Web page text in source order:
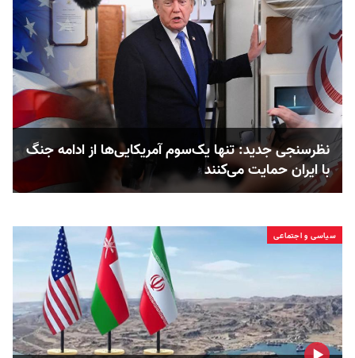
نظرسنجی جدید: تنها یک‌سوم آمریکایی‌ها از ادامه جنگ
با ایران حمایت می‌کنند
سیاسی و اجتماعی